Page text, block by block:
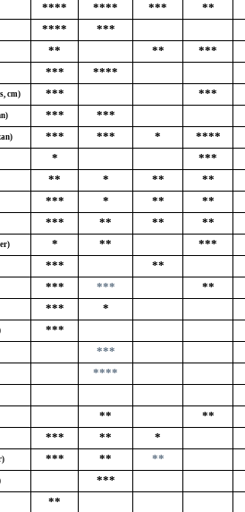
**** **** *** **
**** ***
** ** ***
*** ****
cm) *** ***
*** ***
*** *** * ****
* ***
** * ** **
*** * ** **
*** ** ** **
* ** ***
*** **
*** *** **
*** *
***
***
****
** **
*** ** *
*** ** **
***
**